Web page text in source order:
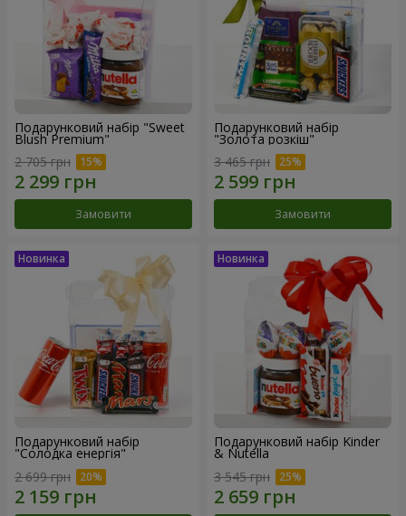
Подарунковий набір "Sweet
Blush Premium"
2 705 грн
Замовити
Подарунковий набір
"Золота розкіш"
3 465 грн
Замовити
Подарунковий набір
"Солодка енергія"
2 699 грн
Подарунковий набір Kinder
& Nutella
3 545 грн